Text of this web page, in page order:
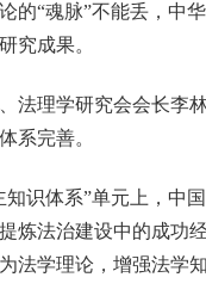
的“魂脉”不能丢，中
究成果。
理学研究会会长李
系完善。
体系”单元上，中
炼法治建设中的成功
法学理论，增强法学